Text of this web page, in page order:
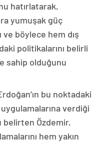
hatırlatarak,
yumuşak güç
ve böylece hem dış
politikalarını belirli
sahip olduğunu
bu noktadaki
verdiği
Özdemir,
hem yakın